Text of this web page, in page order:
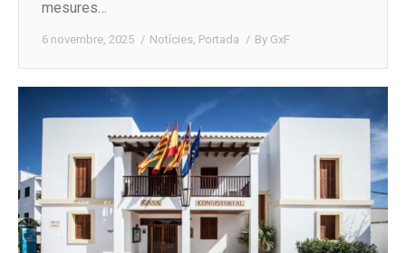
mesures…
6 novembre, 2025 Notícies Portada By GxF